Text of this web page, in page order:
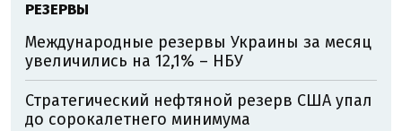
РЕЗЕРВЫ
Международные резервы Украины за месяц
увеличились на 12,1% – НБУ
Стратегический нефтяной резерв США упал
до сорокалетнего минимума